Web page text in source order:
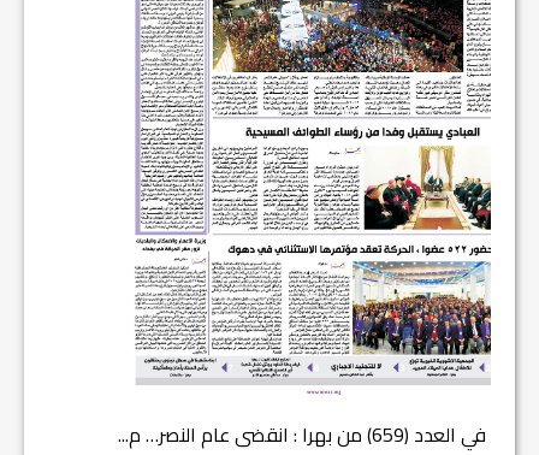
في العدد (659) من بهرا : انقضى عام النصر… م...